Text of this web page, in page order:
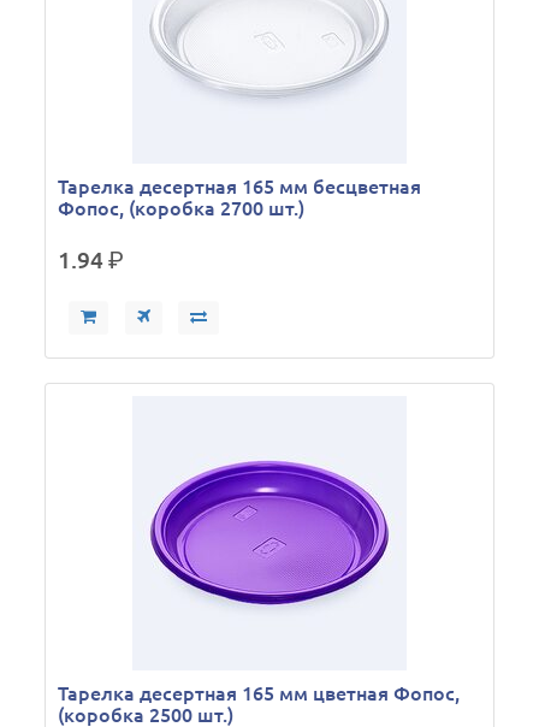
Тарелка десертная 165 мм бесцветная
Фопос, (коробка 2700 шт.)
1.94р.
Тарелка десертная 165 мм цветная Фопос,
(коробка 2500 шт.)